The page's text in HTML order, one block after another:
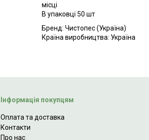
місці
В упаковці 50 шт
Бренд: Чистопес (Україна)
Країна виробництва: Україна
Інформація покупцям
Оплата та доставка
Контакти
Про нас